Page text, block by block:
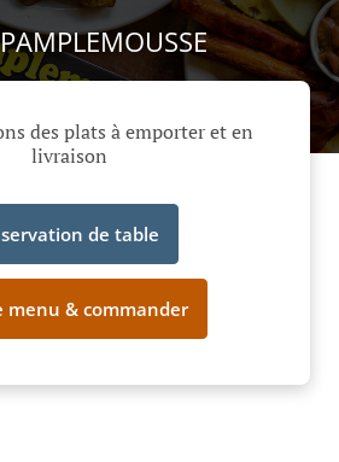
des plats à emporter et en
livraison
de table
menu & commander